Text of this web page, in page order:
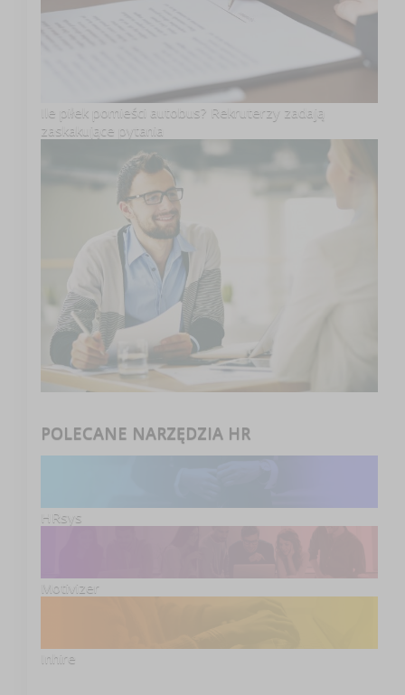
Ile piłek pomieści autobus? Rekruterzy zadają
zaskakujące pytania
POLECANE NARZĘDZIA HR
HRsys
Motivizer
Inhire